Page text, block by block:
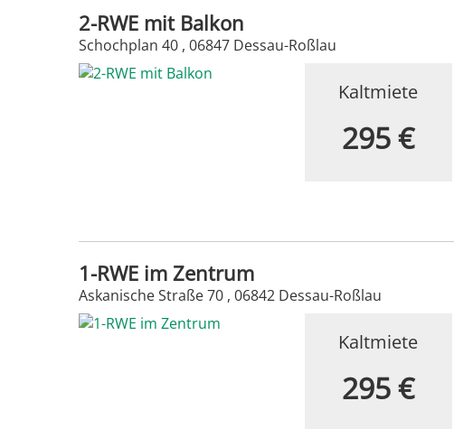
2-RWE mit Balkon
Schochplan 40 , 06847 Dessau-Roßlau
Kaltmiete
295 €
1-RWE im Zentrum
Askanische Straße 70 , 06842 Dessau-Roßlau
Kaltmiete
295 €